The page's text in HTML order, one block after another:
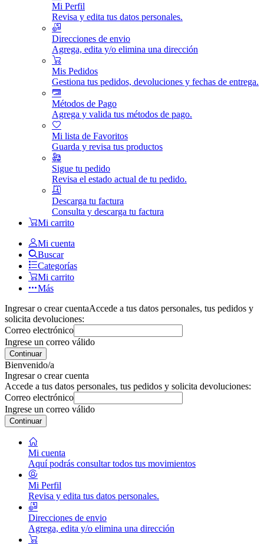
Mi Perfil
Revisa y edita tus datos personales.
Direcciones de envio
Agrega, edita y/o elimina una dirección
Mis Pedidos
Gestiona tus pedidos, devoluciones y fechas de entrega.
Métodos de Pago
Agrega y valida tus métodos de pago.
Mi lista de Favoritos
Guarda y revisa tus productos
Sigue tu pedido
Revisa el estado actual de tu pedido.
Descarga tu factura
Consulta y descarga tu factura
Mi carrito
Mi cuenta
Buscar
Categorías
Mi carrito
Más
Ingresar o crear cuentaAccede a tus datos personales, tus pedidos y
solicita devoluciones:
Correo electrónico
Ingrese un correo válido
Continuar
Bienvenido/a
Ingresar o crear cuenta
Accede a tus datos personales, tus pedidos y solicita devoluciones:
Correo electrónico
Ingrese un correo válido
Continuar
Mi cuenta
Aquí podrás consultar todos tus movimientos
Mi Perfil
Revisa y edita tus datos personales.
Direcciones de envio
Agrega, edita y/o elimina una dirección